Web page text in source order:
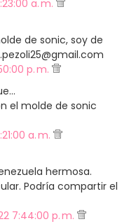
a. m.
de sonic, soy de
p. m.
el molde de sonic
a. m.
hermosa.
Podría compartir el
7:44:00 p. m.